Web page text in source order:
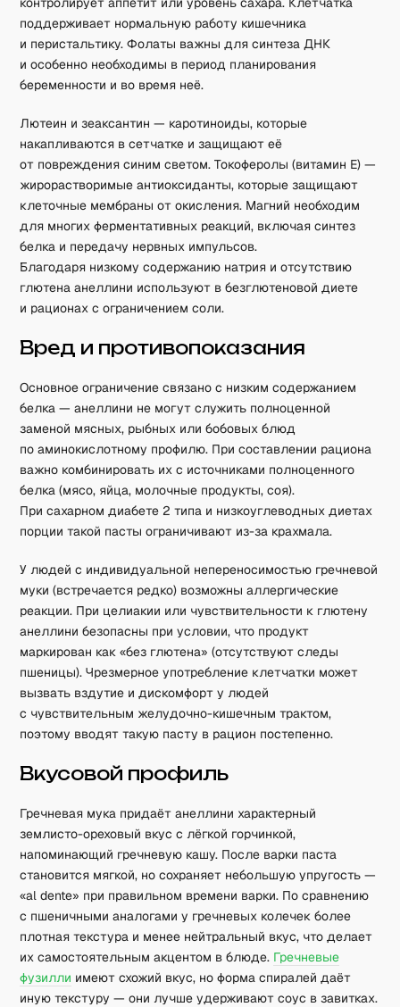
поддерживает нормальную работу кишечника
и перистальтику. Фолаты важны для синтеза ДНК
и особенно необходимы в период планирования
беременности и во время неё.
Лютеин и зеаксантин — каротиноиды, которые
накапливаются в сетчатке и защищают её
от повреждения синим светом. Токоферолы (витамин E) —
жирорастворимые антиоксиданты, которые защищают
клеточные мембраны от окисления. Магний необходим
для многих ферментативных реакций, включая синтез
белка и передачу нервных импульсов.
Благодаря низкому содержанию натрия и отсутствию
глютена анеллини используют в безглютеновой диете
и рационах с ограничением соли.
Вред и противопоказания
Основное ограничение связано с низким содержанием
белка — анеллини не могут служить полноценной
заменой мясных, рыбных или бобовых блюд
по аминокислотному профилю. При составлении рациона
важно комбинировать их с источниками полноценного
белка (мясо, яйца, молочные продукты, соя).
При сахарном диабете 2 типа и низкоуглеводных диетах
порции такой пасты ограничивают из-за крахмала.
У людей с индивидуальной непереносимостью гречневой
муки (встречается редко) возможны аллергические
реакции. При целиакии или чувствительности к глютену
анеллини безопасны при условии, что продукт
маркирован как «без глютена» (отсутствуют следы
пшеницы). Чрезмерное употребление клетчатки может
вызвать вздутие и дискомфорт у людей
с чувствительным желудочно-кишечным трактом,
поэтому вводят такую пасту в рацион постепенно.
Вкусовой профиль
Гречневая мука придаёт анеллини характерный
землисто-ореховый вкус с лёгкой горчинкой,
напоминающий гречневую кашу. После варки паста
становится мягкой, но сохраняет небольшую упругость —
«al dente» при правильном времени варки. По сравнению
с пшеничными аналогами у гречневых колечек более
плотная текстура и менее нейтральный вкус, что делает
их самостоятельным акцентом в блюде. Гречневые
фузилли имеют схожий вкус, но форма спиралей даёт
иную текстуру — они лучше удерживают соус в завитках.